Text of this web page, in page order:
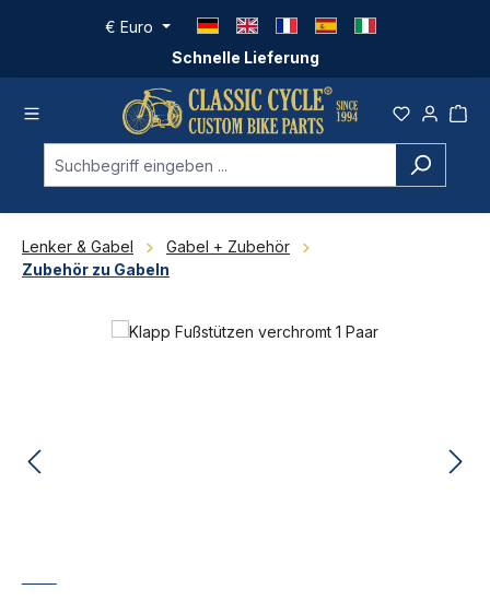
Zum Hauptinhalt springen
Schnelle Lieferung
€ Euro
Lenker & Gabel
Gabel + Zubehör
Zubehör zu Gabeln
Bildergalerie überspringen